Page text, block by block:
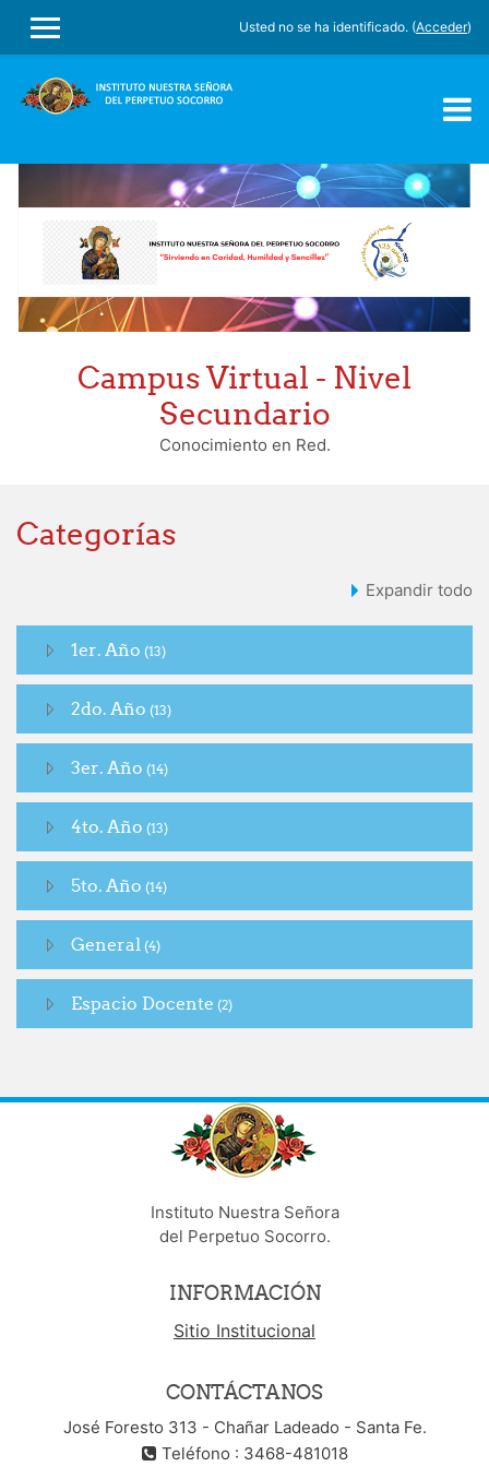
PANEL LATERAL
Usted no se ha identificado. (Acceder)
Campus Virtual - Nivel
Secundario
Conocimiento en Red.
Categorías
Expandir todo
1er. Año (13)
2do. Año (13)
3er. Año (14)
4to. Año (13)
5to. Año (14)
General (4)
Espacio Docente (2)
Instituto Nuestra Señora
del Perpetuo Socorro.
INFORMACIÓN
Sitio Institucional
CONTÁCTANOS
José Foresto 313 - Chañar Ladeado - Santa Fe.
Teléfono : 3468-481018